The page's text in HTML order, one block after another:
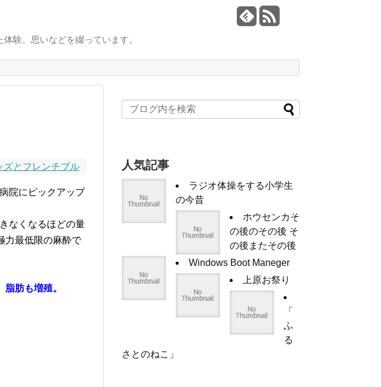
験、思いなどを綴っています。
ズとフレンチブル
院にピックアップ
なくなるほどの量
力最低限の麻酔で
肪も増殖。
人気記事
ラジオ体操をする小学生
の今昔
ホウセンカそ
の後のその後 そ
の後またその後
Windows Boot Maneger
上原お祭り
「
ふ
る
さとのねこ」